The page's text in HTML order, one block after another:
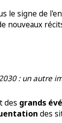
le signe de
nouveaux
: un autre
des grands
des